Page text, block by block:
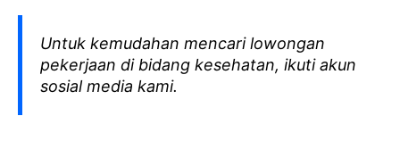
Untuk kemudahan mencari lowongan
pekerjaan di bidang kesehatan, ikuti akun
sosial media kami.